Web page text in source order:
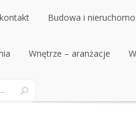
Budowa i
Budowa i
Wnętrze – aranżacje